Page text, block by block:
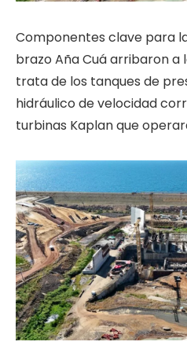
Componentes clave para
brazo Aña Cuá arribaron a
trata de los tanques de
hidráulico de velocidad
turbinas Kaplan que